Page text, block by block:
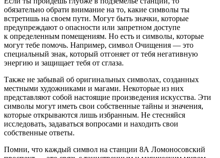
обязательно обрати внимание на то, какие символы ты
встретишь на своем пути. Могут быть значки, которые
предупреждают о опасности или запретном доступе
к определенным помещениям. Но есть и символы, которые
могут тебе помочь. Например, символ Очищения — это
специальный знак, который отгоняет от тебя негативную
энергию и защищает тебя от сглаза.
Также не забывай об оригинальных символах, созданных
местными художниками и магами. Некоторые из них
представляют собой настоящие произведения искусства. Эти
символы могут иметь свои собственные тайны и значения,
которые открываются лишь избранным. Не стесняйся
исследовать, задаваться вопросами и находить свои
собственные ответы.
Помни, что каждый символ на станции 8А Ломоносовский